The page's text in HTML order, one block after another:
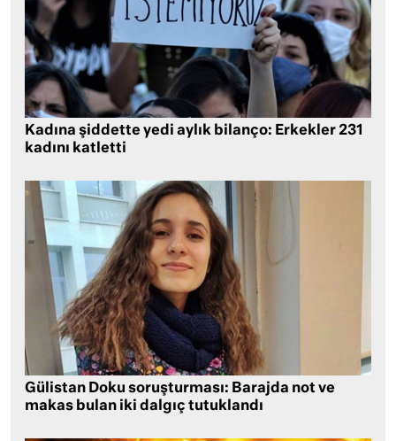
Kadına şiddette yedi aylık bilanço: Erkekler 231
kadını katletti
Gülistan Doku soruşturması: Barajda not ve
makas bulan iki dalgıç tutuklandı